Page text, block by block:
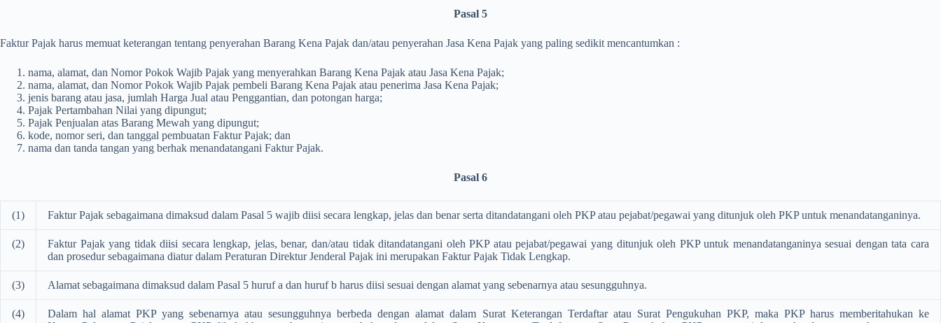
Pasal 5
Faktur Pajak harus memuat keterangan tentang penyerahan Barang Kena Pajak dan/atau penyerahan Jasa Kena Pajak yang paling sedikit mencantumkan :
nama, alamat, dan Nomor Pokok Wajib Pajak yang menyerahkan Barang Kena Pajak atau Jasa Kena Pajak;
nama, alamat, dan Nomor Pokok Wajib Pajak pembeli Barang Kena Pajak atau penerima Jasa Kena Pajak;
jenis barang atau jasa, jumlah Harga Jual atau Penggantian, dan potongan harga;
Pajak Pertambahan Nilai yang dipungut;
Pajak Penjualan atas Barang Mewah yang dipungut;
kode, nomor seri, dan tanggal pembuatan Faktur Pajak; dan
nama dan tanda tangan yang berhak menandatangani Faktur Pajak.
Pasal 6
(1) Faktur Pajak sebagaimana dimaksud dalam Pasal 5 wajib diisi secara lengkap, jelas dan benar serta ditandatangani oleh PKP atau pejabat/pegawai yang ditunjuk oleh PKP untuk menandatanganinya.
(2)
Faktur Pajak yang tidak diisi secara lengkap, jelas, benar, dan/atau tidak ditandatangani oleh PKP atau pejabat/pegawai yang ditunjuk oleh PKP untuk menandatanganinya sesuai dengan tata cara
dan prosedur sebagaimana diatur dalam Peraturan Direktur Jenderal Pajak ini merupakan Faktur Pajak Tidak Lengkap.
(3) Alamat sebagaimana dimaksud dalam Pasal 5 huruf a dan huruf b harus diisi sesuai dengan alamat yang sebenarnya atau sesungguhnya.
(4)
Dalam hal alamat PKP yang sebenarnya atau sesungguhnya berbeda dengan alamat dalam Surat Keterangan Terdaftar atau Surat Pengukuhan PKP, maka PKP harus memberitahukan ke